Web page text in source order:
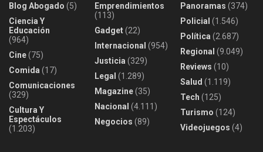
Blog Abogado (5)
Ciencia Y
Educación
(964)
Cine(75)
Comida (17)
Comunicaciones
(329)
Cultura Y
Espectáculos
(1.203)
Emprendimientos
(113)
Gadget(22)
Internacional (954)
Justicia (329)
Legal (1.289)
Magazine(35)
Nacional (4.111)
Negocios (89)
Panoramas (374)
Policial (1.546)
Política (2.687)
Regional (9.049)
Reviews (10)
Salud (1.119)
Tech (125)
Turismo (124)
Videojuegos (4)